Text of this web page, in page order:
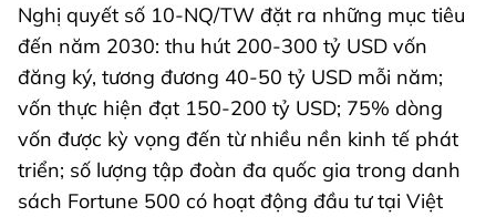
Nghị quyết số 10-NQ/TW đặt ra những mục tiêu
đến năm 2030: thu hút 200-300 tỷ USD vốn
đăng ký, tương đương 40-50 tỷ USD mỗi năm;
vốn thực hiện đạt 150-200 tỷ USD; 75% dòng
vốn được kỳ vọng đến từ nhiều nền kinh tế phát
triển; số lượng tập đoàn đa quốc gia trong danh
sách Fortune 500 có hoạt động đầu tư tại Việt